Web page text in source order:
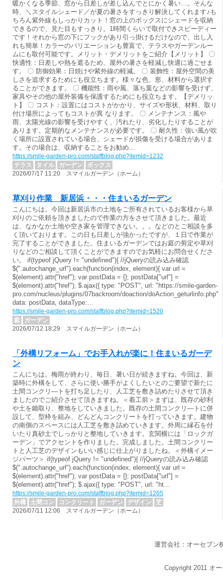
暖かくなる季節、窓から日差しが差し込んでとにかく暑い…。そんな
時、＼スタイルシェード／が夏の暑さをすっきり解決してくれます♪も
ちろん紫外線もしっかりカット！窓の上のボックスにシェードを収納
できるので、見た目もすっきり。1時間くらいで取付できスピーディー
です！それから窓の下にフックがあり引っ掛けるだけなので、出し入
れも簡単！カラーのバリエーションも豊富で、テラスやガーデンルー
ムにも取付可能です。メリット・デメリットをご紹介【メリット】 〇
快適性：日差しや熱を遮るため、屋外の暑さを軽減し快適に過ごせま
す。 〇 防御効果：日焼けや紫外線の軽減。 〇 装飾性：屋外空間の美
しさを追求するためにも役立ちます。様々な色、形、材料から選択す
ることができます。 〇 機能性：雨や風、落ち葉などの影響を受けず、
家具やその他の屋外装備を保護するためにも役立ちます。【デメリッ
ト】 〇 コスト：設置にはコストがかかり、サイズや形状、材料、取り
付け場所によってもコストが異 なります。 〇 メンテナンス：風や
雨、太陽光線の影響を受けやすく、汚れたり、劣化したりすることが
あります。定期的なメンテナンスが必要です。 〇 耐久性：強い風が吹
く場所に設置されている場合、シェードが損傷を受ける場合がありま
す。その場合は、収納することをお勧め…
https://smile-garden-pro.com/staffblog.php?itemid=1232
テラス
タイル ガーデン
ボックス
2026/07/17 11:20 スマイルガーデン（ホーム）
草刈り作業 新居浜・・・住まいるガーデン
こんにちは。今回は新居浜市の土地をご所有されているお客様から草
刈りのご依頼を頂きましたので作業の方をさせて頂きました。最近
は、なかなか土地や空き家を管理できない。。。などのとご相談を多
く頂いております。この日も日差しが強かったですが、１日で作業が
完了することができました。住まいるガーデンではお庭の剪定や草刈
りなどのご相談して頂くことができますのでお気軽にお問合せくださ
い。 if(typeof jQuery != "undefined"){ //jQueryの読み込み確認
$(".autochange_url").each(function(index, element){ var url =
$(element).attr("href"); var postData = {}; postData["url"] =
$(element).attr("href"); $.ajax({ type: "POST", url: "https://smile-garden-
pro.com/nucleus/plugins/07backroom/doaction/doAction_geturlinfo.php",
data: postData, dataType:…
https://smile-garden-pro.com/staffblog.php?itemid=1520
庭
ガーデン
2026/07/12 18:29 スマイルガーデン（ホーム）
「外構リフォーム」でお手入れが楽に！住まいるガーデ
ン
こんにちは。梅雨が終わり、毎日、暑い日が続きますね。今回は、新
築時に外構をして、さらに使い勝手がよくしたいとのご要望で新たに
土間コンクリ―トを打ち足したり、人工芝を敷き詰めたりさせて頂き
ましたのでご紹介させて頂きますね。＜着工前＞まずは、既存の砂利
や土を鋤取り、整地をしていきました。既存の土間コンクリ―トに併
設して、型枠を組み、どんどんコンクリートを打っていきます。建物
の南側のスペースには人工芝を敷き詰めていきます。外周に縁石を付
いたり真砂土でしっかりと整地していきます。玄関横には「ロックガ
ーデン」でアクセントを作りました。完成しました。土間コンクリー
トと人工芝のデザインもいい感じに仕上がりましたね。＜外構イメー
ジパーツ＞ if(typeof jQuery != "undefined"){ //jQueryの読み込み確認
$(".autochange_url").each(function(index, element){ var url =
$(element).attr("href"); var postData = {}; postData["url"] =
$(element).attr("href"); $.ajax({ type: "POST", url: "ht…
https://smile-garden-pro.com/staffblog.php?itemid=1265
外構
土間コン コンクリート ガーデン デザイン
芝
2026/07/11 12:06 スマイルガーデン（ホーム）
運営会社：オーセブン
Copyright 2011 オ